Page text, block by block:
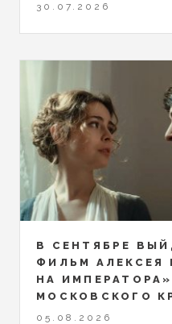
30.07.2026
В СЕНТЯБРЕ
ФИЛЬМ АЛЕКСЕЯ
НА
МОСКОВСКОГО
05.08.2026